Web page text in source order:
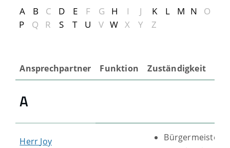
A B C D E F G H I J K L M N
O
P
Q R S T U V W X Y Z
Ansprechpartner Funktion Zuständigkeit
A
Herr Joy
Bürgermeister